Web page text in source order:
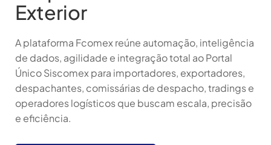
Exterior
A plataforma Fcomex reúne automação, inteligência
de dados, agilidade e integração total ao Portal
Único Siscomex para importadores, exportadores,
despachantes, comissárias de despacho, tradings e
operadores logísticos que buscam escala, precisão
e eficiência.